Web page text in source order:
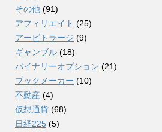
その他 (91)
アフィリエイト (25)
アービトラージ (9)
ギャンブル (18)
バイナリーオプション (21)
ブックメーカー (10)
不動産 (4)
仮想通貨 (68)
日経225 (5)